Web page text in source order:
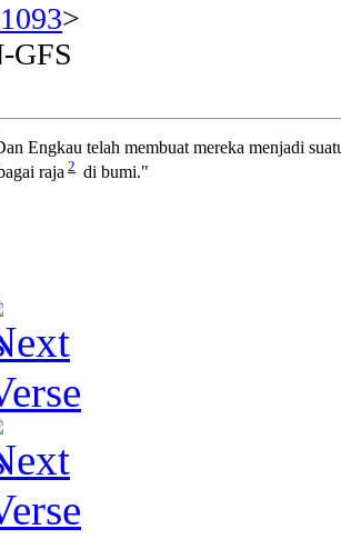
1093>
GFS
Engkau telah membuat mereka menjadi
raja 2 di bumi."